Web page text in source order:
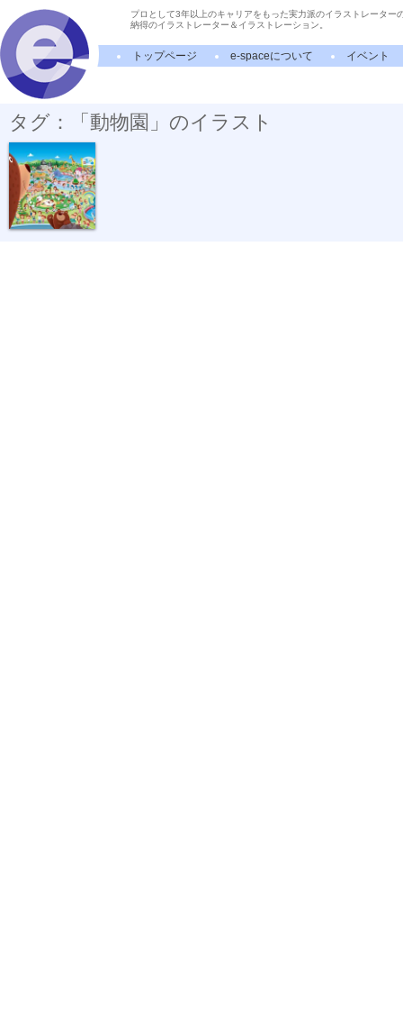
プロとして3年以上のキャリアをもった実力派のイラストレーター
納得のイラストレーター＆イラストレーション。
トップページ e-spaceについて イベント
タグ：「動物園」のイラスト
Zoo